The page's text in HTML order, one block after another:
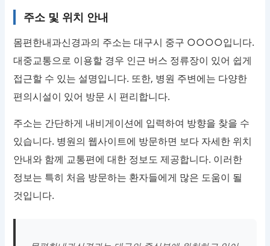
주소 및 위치 안내
몸편한내과신경과의 주소는 대구시 중구 ○○○○입니다.
대중교통으로 이용할 경우 인근 버스 정류장이 있어 쉽게
접근할 수 있는 설명입니다. 또한, 병원 주변에는 다양한
편의시설이 있어 방문 시 편리합니다.
주소는 간단하게 내비게이션에 입력하여 방향을 찾을 수
있습니다. 병원의 웹사이트에 방문하면 보다 자세한 위치
안내와 함께 교통편에 대한 정보도 제공합니다. 이러한
정보는 특히 처음 방문하는 환자들에게 많은 도움이 될
것입니다.